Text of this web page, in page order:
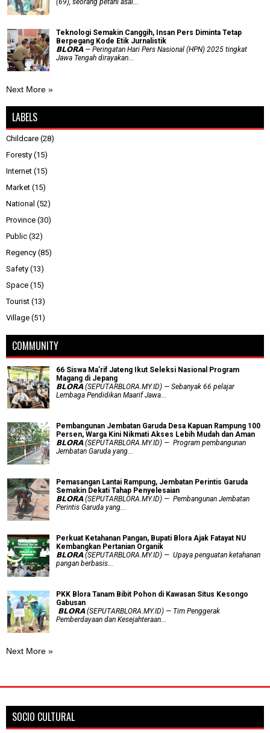
(69), seorang petani asal...
Teknologi Semakin Canggih, Insan Pers Diminta Tetap
Berpegang Kode Etik Jurnalistik
𝗕𝗟𝗢𝗥𝗔 — Peringatan Hari Pers Nasional (HPN) 2025 tingkat
Jawa Tengah dirayakan...
Next More »
LABELS
Childcare (28)
Foresty (15)
Internet (15)
Market (15)
National (52)
Province (30)
Public (32)
Regency (85)
Safety (13)
Space (15)
Tourist (13)
Village (51)
COMMUNITY
66 Siswa Ma’rif Jateng Ikut Seleksi Nasional Program
Magang di Jepang
𝗕𝗟𝗢𝗥𝗔 (SEPUTARBLORA.MY.ID) — Sebanyak 66 pelajar
Lembaga Pendidikan Maarif Jawa...
Pembangunan Jembatan Garuda Desa Kapuan Rampung 100
Persen, Warga Kini Nikmati Akses Lebih Mudah dan Aman
𝗕𝗟𝗢𝗥𝗔 (SEPUTARBLORA.MY.ID) — Program pembangunan
Jembatan Garuda yang...
Pemasangan Lantai Rampung, Jembatan Perintis Garuda
Semakin Dekati Tahap Penyelesaian
𝗕𝗟𝗢𝗥𝗔 (SEPUTARBLORA.MY.ID) — Pembangunan Jembatan
Perintis Garuda yang...
​Perkuat Ketahanan Pangan, Bupati Blora Ajak Fatayat NU
Kembangkan Pertanian Organik
𝗕𝗟𝗢𝗥𝗔 (SEPUTARBLORA.MY.ID) — Upaya penguatan ketahanan
pangan berbasis...
PKK Blora Tanam Bibit Pohon di Kawasan Situs Kesongo
Gabusan
‎ 𝗕𝗟𝗢𝗥𝗔 (SEPUTARBLORA.MY.ID) — Tim Penggerak
Pemberdayaan dan Kesejahteraan...
Next More »
SOCIO CULTURAL